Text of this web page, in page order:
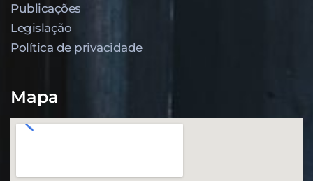
Publicações
Legislação
Política de privacidade
Mapa